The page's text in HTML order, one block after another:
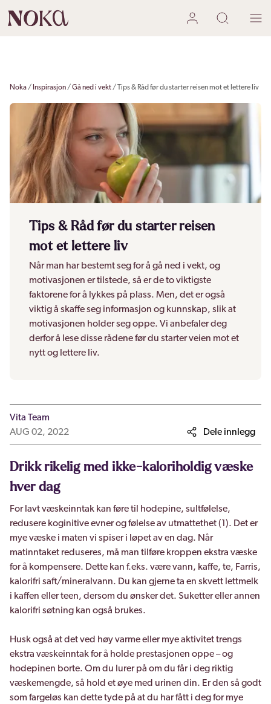
Noka Inspirasjon Gå ned i vekt Tips & Råd før du starter reisen mot et lettere liv
Tips & Råd før du starter reisen
mot et lettere liv
Når man har bestemt seg for å gå ned i vekt, og
motivasjonen er tilstede, så er de to viktigste
faktorene for å lykkes på plass. Men, det er også
viktig å skaffe seg informasjon og kunnskap, slik at
motivasjonen holder seg oppe. Vi anbefaler deg
derfor å lese disse rådene før du starter veien mot et
nytt og lettere liv.
Vita Team
AUG 02, 2022
Dele innlegg
Drikk rikelig med ikke-kaloriholdig væske
hver dag
For lavt væskeinntak kan føre til hodepine, sultfølelse,
redusere koginitive evner og følelse av utmattethet (1). Det er
mye væske i maten vi spiser i løpet av en dag. Når
matinntaket reduseres, må man tilføre kroppen ekstra væske
for å kompensere. Dette kan f.eks. være vann, kaffe, te, Farris,
kalorifri saft/mineralvann. Du kan gjerne ta en skvett lettmelk
i kaffen eller teen, dersom du ønsker det. Suketter eller annen
kalorifri søtning kan også brukes.
Husk også at det ved høy varme eller mye aktivitet trengs
ekstra væskeinntak for å holde prestasjonen oppe – og
hodepinen borte. Om du lurer på om du får i deg riktig
væskemengde, så hold et øye med urinen din. Er den så godt
som fargeløs kan dette tyde på at du har fått i deg for mye